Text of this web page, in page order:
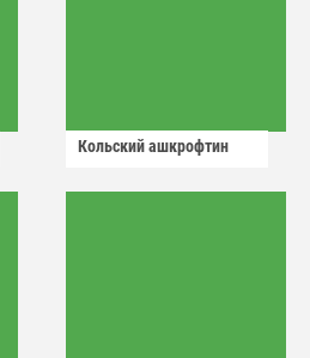
Кольский ашкрофтин